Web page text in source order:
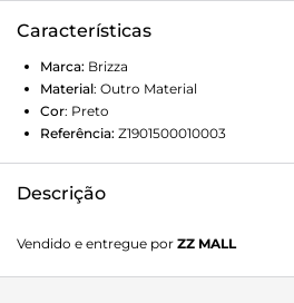
Características
Marca: Brizza
Material: Outro Material
Cor: Preto
Referência: Z1901500010003
Descrição
injetada de PVC e palmilha lisa
traz tiras finas injetadas, dividindo
Vendido e entregue por ZZ MALL